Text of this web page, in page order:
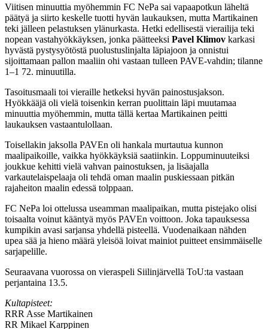
Viitisen minuuttia myöhemmin FC NePa sai vapaapotkun läheltä
päätyä ja siirto keskelle tuotti hyvän laukauksen, mutta Martikainen
teki jälleen pelastuksen ylänurkasta. Hetki edellisestä vierailija teki
nopean vastahyökkäyksen, jonka päätteeksi Pavel Klimov karkasi
hyvästä pystysyötöstä puolustuslinjalta läpiajoon ja onnistui
sijoittamaan pallon maaliin ohi vastaan tulleen PAVE-vahdin; tilanne
1–1 72. minuutilla.
Tasoitusmaali toi vieraille hetkeksi hyvän painostusjakson.
Hyökkääjä oli vielä toisenkin kerran puolittain läpi muutamaa
minuuttia myöhemmin, mutta tällä kertaa Martikainen peitti
laukauksen vastaantulollaan.
Toisellakin jaksolla PAVEn oli hankala murtautua kunnon
maalipaikoille, vaikka hyökkäyksiä saatiinkin. Loppuminuuteiksi
joukkue kehitti vielä vahvan painostuksen, ja lisäajalla
varkautelaispelaaja oli tehdä oman maalin puskiessaan pitkän
rajaheiton maalin edessä tolppaan.
FC NePa loi ottelussa useamman maalipaikan, mutta pistejako olisi
toisaalta voinut kääntyä myös PAVEn voittoon. Joka tapauksessa
kumpikin avasi sarjansa yhdellä pisteellä. Vuodenaikaan nähden
upea sää ja hieno määrä yleisöä loivat mainiot puitteet ensimmäiselle
sarjapelille.
Seuraavana vuorossa on vieraspeli Siilinjärvellä ToU:ta vastaan
perjantaina 13.5.
Kultapisteet:
RRR Asse Martikainen
RR Mikael Karppinen